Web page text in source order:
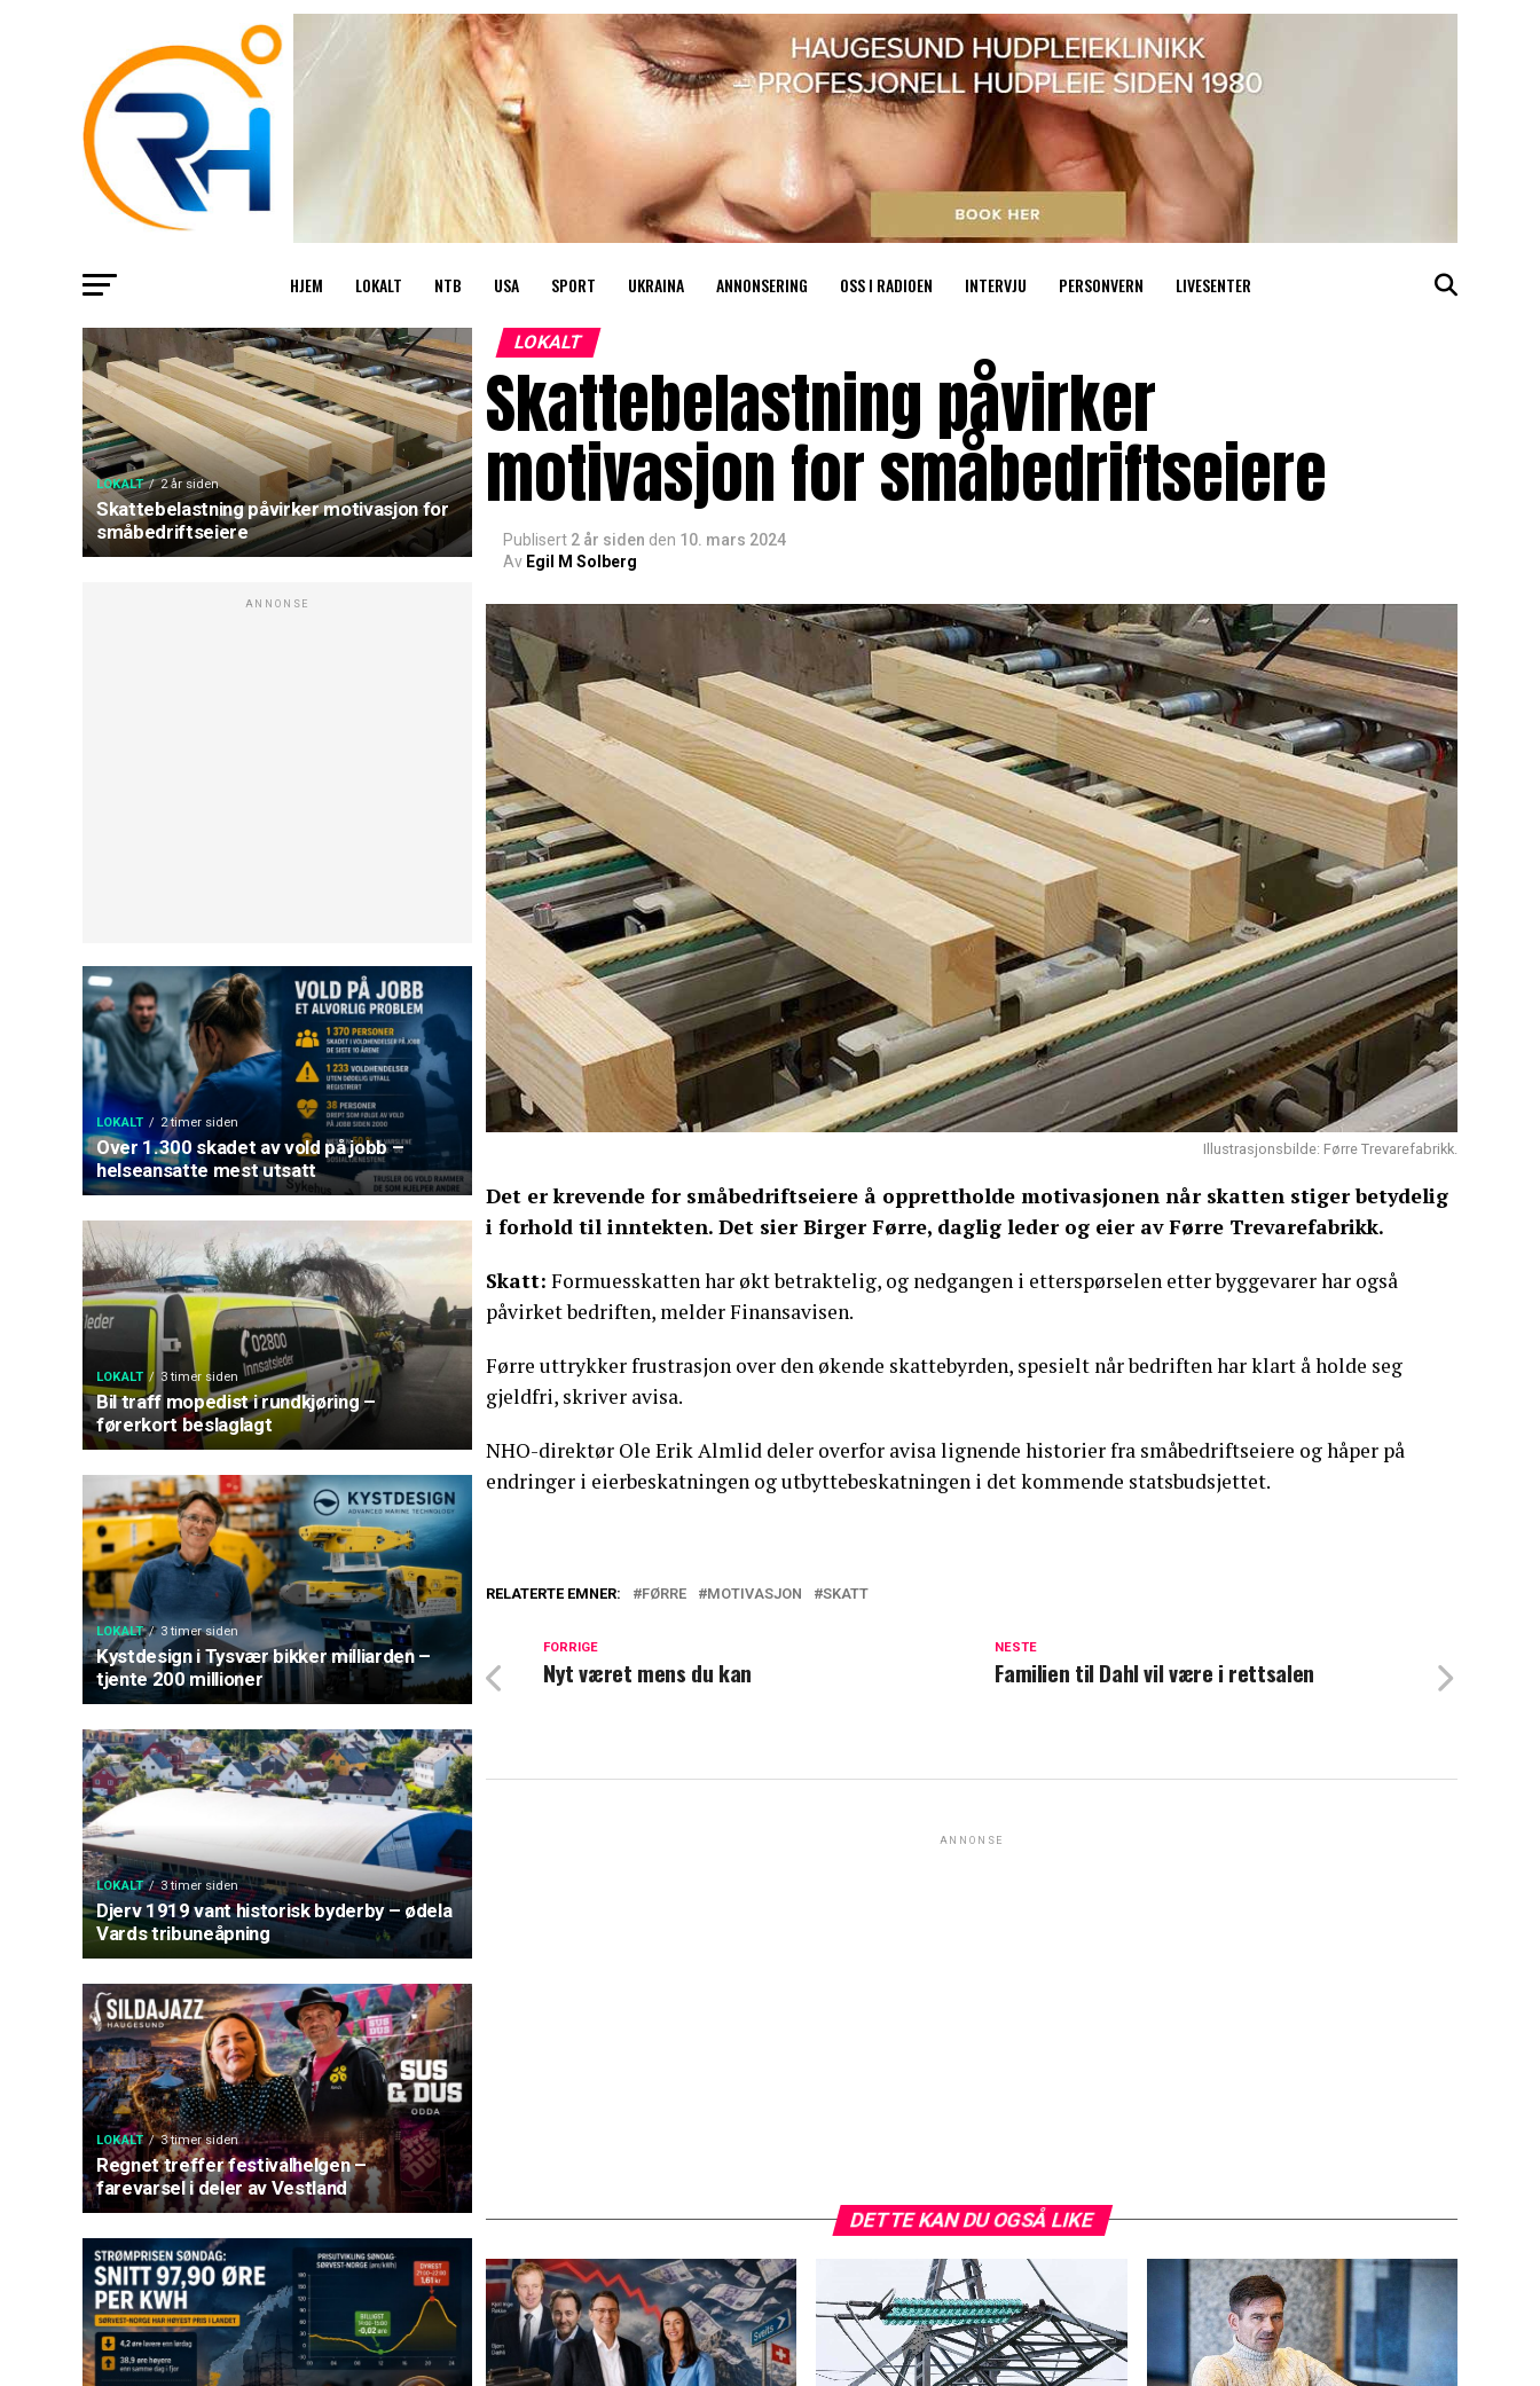
HJEM LOKALT NTB USA SPORT UKRAINA ANNONSERING OSS I RADIOEN INTERVJU PERSONVERN LIVESENTER
LOKALT 2 år siden
Skattebelastning påvirker motivasjon for
småbedriftseiere
ANNONSE
LOKALT 2 timer siden
Over 1.300 skadet av vold på jobb –
helseansatte mest utsatt
LOKALT 3 timer siden
Bil traff mopedist i rundkjøring –
førerkort beslaglagt
LOKALT 3 timer siden
Kystdesign i Tysvær bikker milliarden –
tjente 200 millioner
LOKALT 3 timer siden
Djerv 1919 vant historisk byderby – ødela
Vards tribuneåpning
LOKALT 3 timer siden
Regnet treffer festivalhelgen –
farevarsel i deler av Vestland
LOKALT
Skattebelastning påvirker
motivasjon for småbedriftseiere
Publisert 2 år siden den 10. mars 2024
Av Egil M Solberg
Illustrasjonsbilde: Førre Trevarefabrikk.
Det er krevende for småbedriftseiere å opprettholde motivasjonen når skatten stiger betydelig
i forhold til inntekten. Det sier Birger Førre, daglig leder og eier av Førre Trevarefabrikk.
Skatt: Formuesskatten har økt betraktelig, og nedgangen i etterspørselen etter byggevarer har også
påvirket bedriften, melder Finansavisen.
Førre uttrykker frustrasjon over den økende skattebyrden, spesielt når bedriften har klart å holde seg
gjeldfri, skriver avisa.
NHO-direktør Ole Erik Almlid deler overfor avisa lignende historier fra småbedriftseiere og håper på
endringer i eierbeskatningen og utbyttebeskatningen i det kommende statsbudsjettet.
RELATERTE EMNER: FØRRE MOTIVASJON SKATT
NESTE
Familien til Dahl vil være i rettsalen
FORRIGE
Nyt været mens du kan
ANNONSE
DETTE KAN DU OGSÅ LIKE